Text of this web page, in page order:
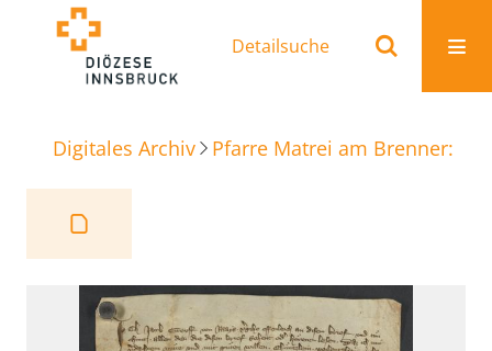
Detailsuche
Digitales Archiv Pfarre Matrei am Brenner: